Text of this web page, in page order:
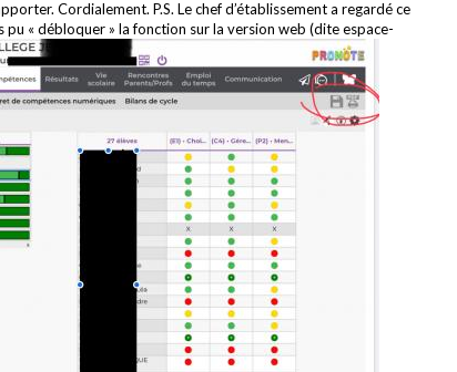
Cordialement. P.S. Le chef d’établissement a regardé ce
pu « débloquer » la fonction sur la version web (dite espace-